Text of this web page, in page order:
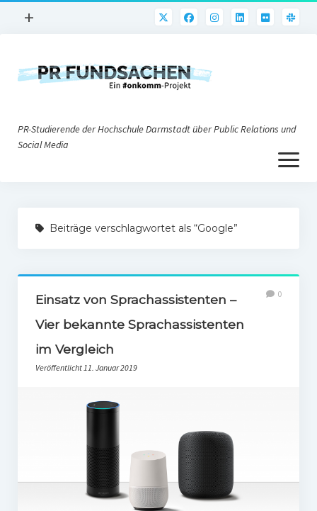
Menü
+
PR@h_da
Nonprofit-PR
Social Media
PR-Theorie
PR-Ethik
Infografik-Themengarten
Künstliche Intelligenz
PR-Studierende der Hochschule Darmstadt über Public Relations und
Social Media
Menü
öffnen
Impressum
Beiträge verschlagwortet als “Google”
Einsatz von Sprachassistenten –
Vier bekannte Sprachassistenten
im Vergleich
Veröffentlicht 11. Januar 2019
0